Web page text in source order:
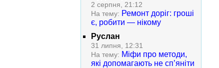
2 серпня, 21:12
На тему: Ремонт доріг: гроші
є, робити — нікому
Руслан
31 липня, 12:31
На тему: Міфи про методи,
які допомагають не сп’яніти